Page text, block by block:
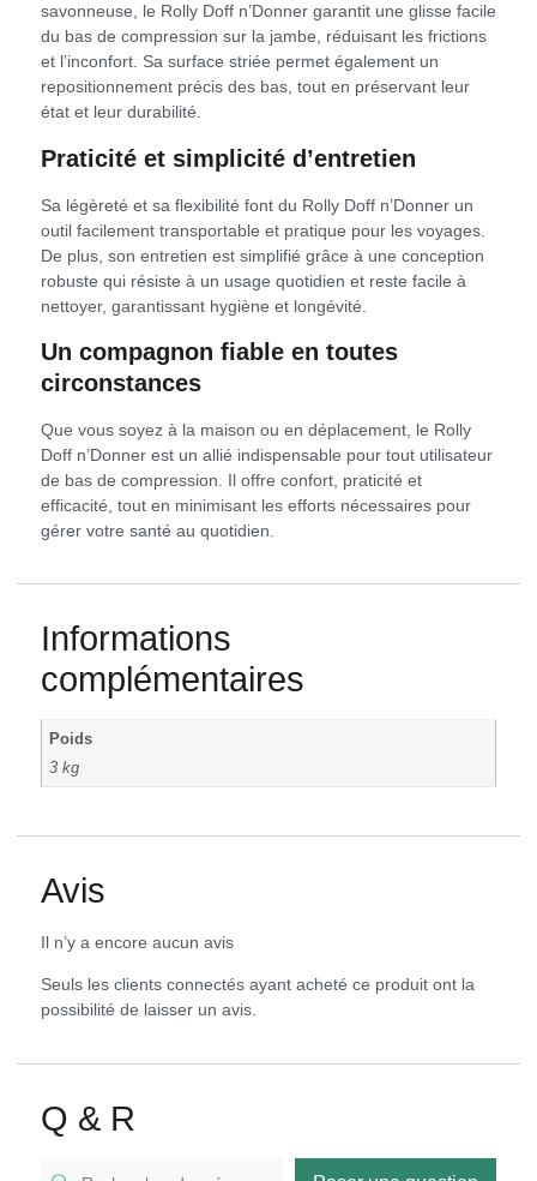
savonneuse, le Rolly Doff n’Donner garantit une glisse facile
du bas de compression sur la jambe, réduisant les frictions
et l’inconfort. Sa surface striée permet également un
repositionnement précis des bas, tout en préservant leur
état et leur durabilité.
Praticité et simplicité d’entretien
Sa légèreté et sa flexibilité font du Rolly Doff n’Donner un
outil facilement transportable et pratique pour les voyages.
De plus, son entretien est simplifié grâce à une conception
robuste qui résiste à un usage quotidien et reste facile à
nettoyer, garantissant hygiène et longévité.
Un compagnon fiable en toutes
circonstances
Que vous soyez à la maison ou en déplacement, le Rolly
Doff n’Donner est un allié indispensable pour tout utilisateur
de bas de compression. Il offre confort, praticité et
efficacité, tout en minimisant les efforts nécessaires pour
gérer votre santé au quotidien.
Informations
complémentaires
Poids
3 kg
Avis
Il n’y a encore aucun avis
Seuls les clients connectés ayant acheté ce produit ont la
possibilité de laisser un avis.
Q & R